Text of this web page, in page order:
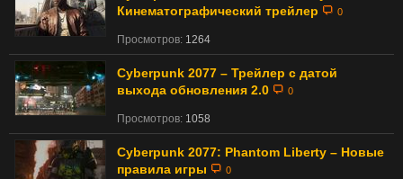
Кинематографический трейлер
0
Просмотров: 1264
Cyberpunk 2077 – Трейлер с датой
выхода обновления 2.0
0
Просмотров: 1058
Cyberpunk 2077: Phantom Liberty – Новые
правила игры
0